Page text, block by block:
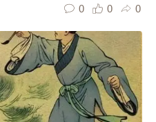
0 0 0